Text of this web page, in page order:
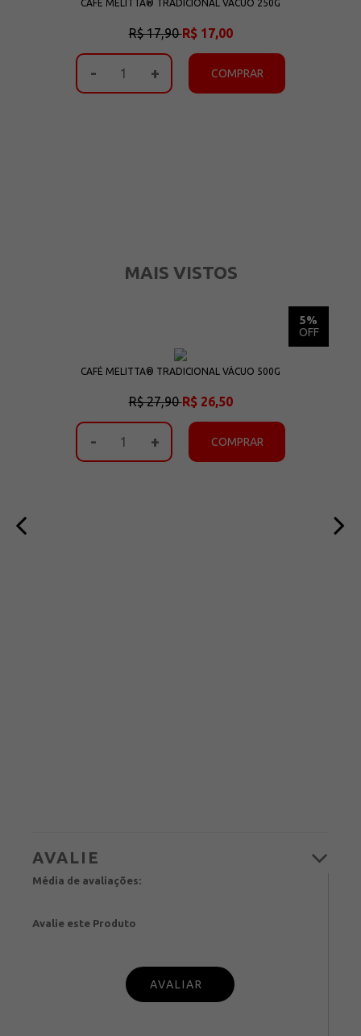
CAFÉ MELITTA® TRADICIONAL VÁCUO 250G
R$ 17,90R$ 17,00
- + COMPRAR
MAIS VISTOS
5%
OFF
CAFÉ MELITTA® TRADICIONAL VÁCUO 500G
R$ 27,90R$ 26,50
- + COMPRAR
Média de avaliações:
Avalie este Produto